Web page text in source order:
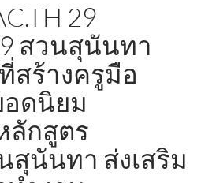
29
สวนสุนันทา
สร้างครูมือ
ดนิยม
ลักสูตร
สุนันทา ส่งเสริม